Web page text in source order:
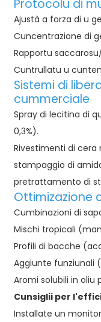
Protocolu di
Ajustà a forza di u
Cuncentrazione di
Rapportu
Cuntrullatu u
Sistemi di
cummerciale
Spray di lecitina di
0,3%).
Rivestimenti di cera
stampaggio di
pretrattamento di
Ottimizazione
Cumbinazioni di
Mischi tropicali
Profili di bacche
Aggiunte funziunali
Aromi solubili in oliu
Cunsiglii per
Installate un